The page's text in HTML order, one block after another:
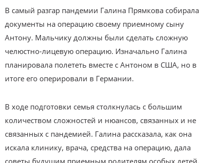
В самый разгар пандемии Галина Прямкова собирала
документы на операцию своему приемному сыну
Антону. Мальчику должны были сделать сложную
челюстно-лицевую операцию. Изначально Галина
планировала полететь вместе с Антоном в США, но в
итоге его оперировали в Германии.
В ходе подготовки семья столкнулась с большим
количеством сложностей и нюансов, связанных и не
связанных с пандемией. Галина рассказала, как она
искала клинику, врача, средства на операцию, дала
советы будущим приемным родителям особых детей.